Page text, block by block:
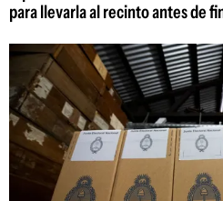
para llevarla al recinto antes de